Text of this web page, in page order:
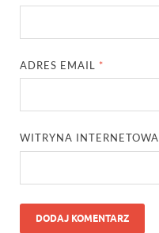
ADRES EMAIL *
WITRYNA INTERNETOWA